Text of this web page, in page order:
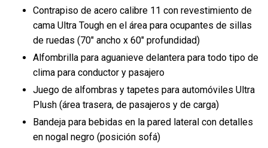
Contrapiso de acero calibre 11 con revestimiento de
cama Ultra Tough en el área para ocupantes de sillas
de ruedas (70″ ancho x 60″ profundidad)
Alfombrilla para aguanieve delantera para todo tipo de
clima para conductor y pasajero
Juego de alfombras y tapetes para automóviles Ultra
Plush (área trasera, de pasajeros y de carga)
Bandeja para bebidas en la pared lateral con detalles
en nogal negro (posición sofá)